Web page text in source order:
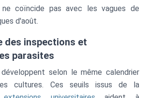
ne coïncide pas avec les vagues de
d'août.
des inspections et
parasites
selon le même calendrier
cultures. Ces seuils issus de la